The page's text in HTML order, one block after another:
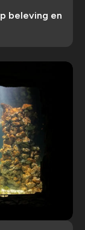
beleving en